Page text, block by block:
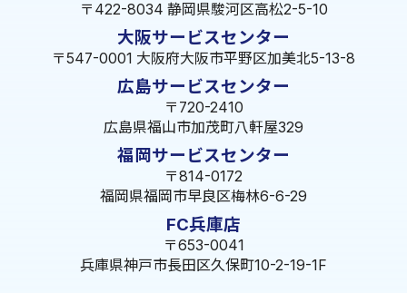
〒422-8034 静岡県駿河区高松2-5-10
大阪サービスセンター
〒547-0001 大阪府大阪市平野区加美北5-13-8
広島サービスセンター
〒720-2410
広島県福山市加茂町八軒屋329
福岡サービスセンター
〒814-0172
福岡県福岡市早良区梅林6-6-29
FC兵庫店
〒653-0041
兵庫県神戸市長田区久保町10-2-19-1F